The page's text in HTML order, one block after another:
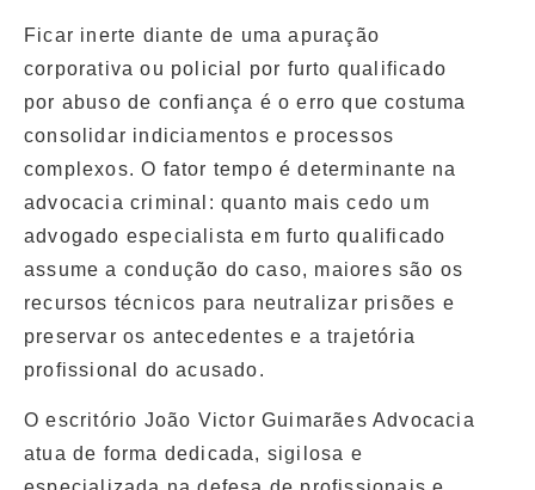
Ficar inerte diante de uma apuração
corporativa ou policial por furto qualificado
por abuso de confiança é o erro que costuma
consolidar indiciamentos e processos
complexos. O fator tempo é determinante na
advocacia criminal: quanto mais cedo um
advogado especialista em furto qualificado
assume a condução do caso, maiores são os
recursos técnicos para neutralizar prisões e
preservar os antecedentes e a trajetória
profissional do acusado.
O escritório João Victor Guimarães Advocacia
atua de forma dedicada, sigilosa e